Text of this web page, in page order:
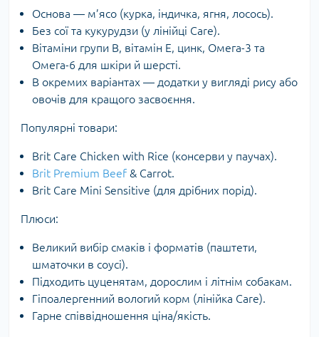
Основа — м’ясо (курка, індичка, ягня, лосось).
Без сої та кукурудзи (у лінійці Care).
Вітаміни групи B, вітамін E, цинк, Омега-3 та
Омега-6 для шкіри й шерсті.
В окремих варіантах — додатки у вигляді рису або
овочів для кращого засвоєння.
Популярні товари:
Brit Care Chicken with Rice (консерви у паучах).
Brit Premium Beef & Carrot.
Brit Care Mini Sensitive (для дрібних порід).
Плюси:
Великий вибір смаків і форматів (паштети,
шматочки в соусі).
Підходить цуценятам, дорослим і літнім собакам.
Гіпоалергенний вологий корм (лінійка Care).
Гарне співвідношення ціна/якість.